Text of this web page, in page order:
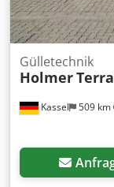
Kassel 509 km
Gülletechnik
Holmer